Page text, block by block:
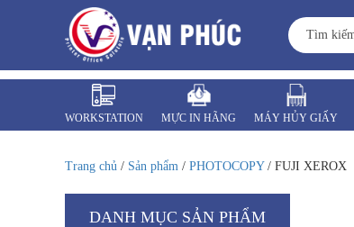
WORKSTATION MỰC IN HÃNG MÁY HỦY GIẤY
MÁY VĂN PHÒNG LINH KIỆN
Trang chủ / Sản phẩm / PHOTOCOPY/ FUJI XEROX
DANH MỤC SẢN PHẨM